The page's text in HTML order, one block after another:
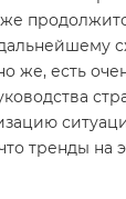
же
же, есть
тренды на